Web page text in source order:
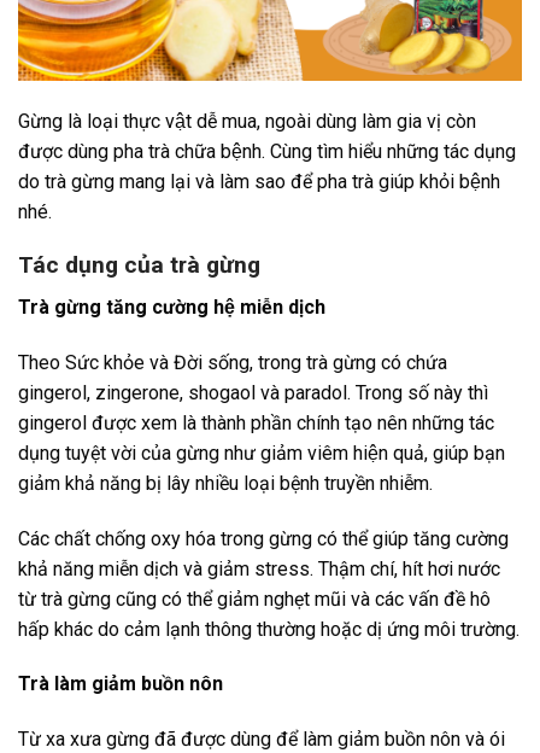
Gừng là loại thực vật dễ mua, ngoài dùng làm gia vị còn
được dùng pha trà chữa bệnh. Cùng tìm hiểu những tác dụng
do trà gừng mang lại và làm sao để pha trà giúp khỏi bệnh
nhé.
Tác dụng của trà gừng
Trà gừng tăng cường hệ miễn dịch
Theo Sức khỏe và Đời sống, trong trà gừng có chứa
gingerol, zingerone, shogaol và paradol. Trong số này thì
gingerol được xem là thành phần chính tạo nên những tác
dụng tuyệt vời của gừng như giảm viêm hiện quả, giúp bạn
giảm khả năng bị lây nhiều loại bệnh truyền nhiễm.
Các chất chống oxy hóa trong gừng có thể giúp tăng cường
khả năng miễn dịch và giảm stress. Thậm chí, hít hơi nước
từ trà gừng cũng có thể giảm nghẹt mũi và các vấn đề hô
hấp khác do cảm lạnh thông thường hoặc dị ứng môi trường.
Trà làm giảm buồn nôn
Từ xa xưa gừng đã được dùng để làm giảm buồn nôn và ói